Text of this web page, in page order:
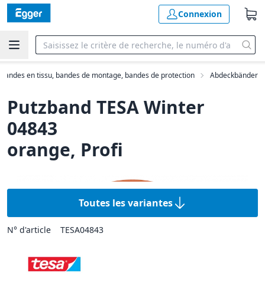
Connexion
en tissu, bandes de montage, bandes de protection Abdeckbänder
Putzband TESA Winter
04843
orange, Profi
Toutes les variantes
N° d'article TESA04843